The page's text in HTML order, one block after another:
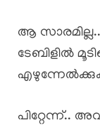
ആ
ടേബിളിൽ
പിറ്റേന്ന്..